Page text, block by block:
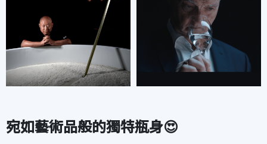
宛如藝術品般的獨特瓶身😍